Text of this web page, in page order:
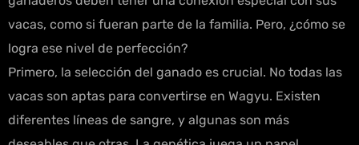
vacas, como si fueran parte de la familia. Pero, ¿cómo se
logra ese nivel de perfección?
Primero, la selección del ganado es crucial. No todas las
vacas son aptas para convertirse en Wagyu. Existen
diferentes líneas de sangre, y algunas son más